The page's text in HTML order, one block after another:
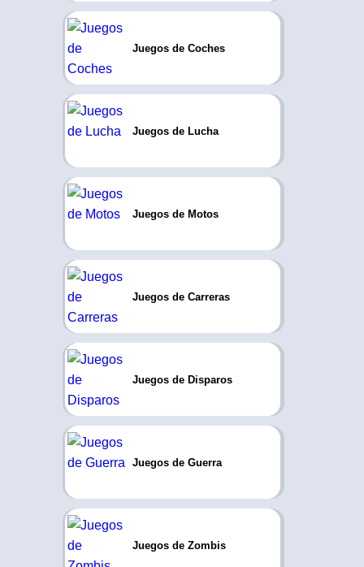
Juegos de Coches
Juegos de Lucha
Juegos de Motos
Juegos de Carreras
Juegos de Disparos
Juegos de Guerra
Juegos de Zombis